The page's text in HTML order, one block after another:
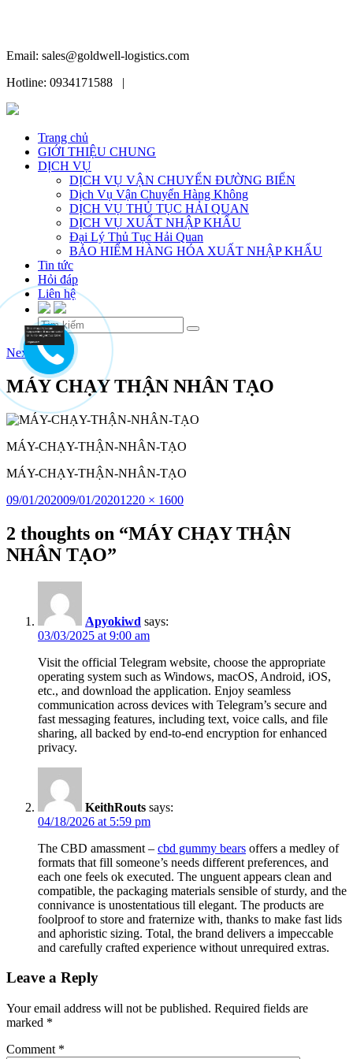
Email: sales@goldwell-logistics.com
Hotline: 0934171588 |
Trang chủ
GIỚI THIỆU CHUNG
DỊCH VỤ
DỊCH VỤ VẬN CHUYỂN ĐƯỜNG BIỂN
Dịch Vụ Vận Chuyển Hàng Không
DỊCH VỤ THỦ TỤC HẢI QUAN
DỊCH VỤ XUẤT NHẬP KHẨU
Đại Lý Thủ Tục Hải Quan
BẢO HIỂM HÀNG HÓA XUẤT NHẬP KHẨU
Tin tức
Hỏi đáp
Liên hệ
Skip
content
Next Image
MÁY CHẠY THẬN NHÂN TẠO
MÁY-CHẠY-THẬN-NHÂN-TẠO
MÁY-CHẠY-THẬN-NHÂN-TẠO
Posted
09/01/202009/01/2020Full
1220 × 1600
2 thoughts on “MÁY CHẠY THẬN
NHÂN TẠO”
Apyokiwd says:
03/03/2025 at 9:00 am
Visit the official Telegram website, choose the appropriate
operating system such as Windows, macOS, Android, iOS,
etc., and download the application. Enjoy seamless
communication across devices with Telegram’s secure and
fast messaging features, including text, voice calls, and file
sharing, all backed by end-to-end encryption for enhanced
privacy.
KeithRouts says:
04/18/2026 at 5:59 pm
The CBD amassment – cbd gummy bears offers a medley of
formats that fill someone’s needs different preferences, and
each one feels ok executed. The unguent appears clean and
compatible, the packaging materials sensible of sturdy, and the
connivance is unostentatious till elegant. The products are
foolproof to store and fraternize with, thanks to make fast lids
and aphoristic sizing. Total, the brand delivers a impeccable
and carefully crafted experience without unrequired extras.
Leave a Reply
Your email address will not be published. Required fields are
marked *
Comment *